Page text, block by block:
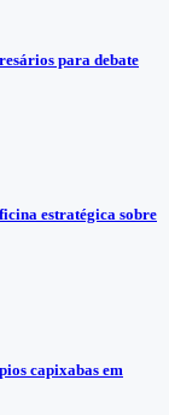
para debate
estratégica sobre
capixabas em